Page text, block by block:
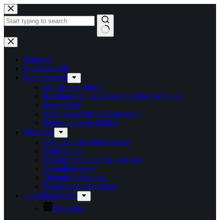
Zum
Inhalt
springen
Keine
Ergebnisse
Startseite
Einsatzstatistik
Informationen
Der richtige Notruf
Rauchmelder: Lebensretter für Ihre Wohnung
Feuerlöscher
Löschwasser für die Feuerwehr
Parken in engen Straßen
Über Uns
Über die Stadt Niederkassel
Wehrführung
Einheitsführer und Stellvertreter
Jugendfeuerwehr
Öffentlichkeitsarbeit
Ehemaligen Wehrführer
Jugendfeuerwehr
Dienstplan